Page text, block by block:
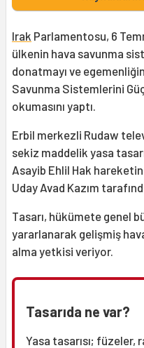
Irak Parlamentosu, 6
ülkenin hava savunma
donatmayı ve
Savunma Sistemlerini
okumasını yaptı.
Erbil merkezli Rudaw
sekiz maddelik yasa
Asayib Ehlil Hak
Uday Avad Kazım
Tasarı, hükümete genel
yararlanarak gelişmiş
alma yetkisi veriyor.
Tasarıda ne var?
Yasa tasarısı;